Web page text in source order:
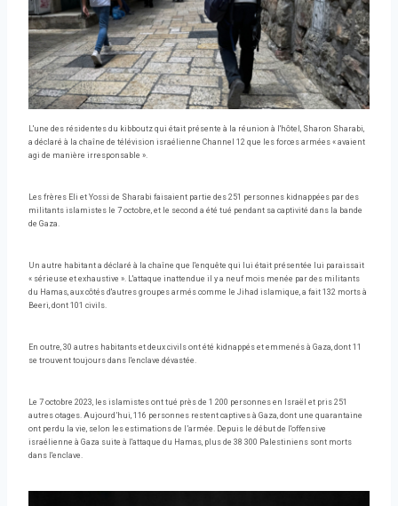
L'une des résidentes du kibboutz qui était présente à la réunion à l'hôtel, Sharon Sharabi,
a déclaré à la chaîne de télévision israélienne Channel 12 que les forces armées « avaient
agi de manière irresponsable ».
Les frères Eli et Yossi de Sharabi faisaient partie des 251 personnes kidnappées par des
militants islamistes le 7 octobre, et le second a été tué pendant sa captivité dans la bande
de Gaza.
Un autre habitant a déclaré à la chaîne que l'enquête qui lui était présentée lui paraissait
« sérieuse et exhaustive ». L'attaque inattendue il y a neuf mois menée par des militants
du Hamas, aux côtés d'autres groupes armés comme le Jihad islamique, a fait 132 morts à
Beeri, dont 101 civils.
En outre, 30 autres habitants et deux civils ont été kidnappés et emmenés à Gaza, dont 11
se trouvent toujours dans l'enclave dévastée.
Le 7 octobre 2023, les islamistes ont tué près de 1 200 personnes en Israël et pris 251
autres otages. Aujourd’hui, 116 personnes restent captives à Gaza, dont une quarantaine
ont perdu la vie, selon les estimations de l’armée. Depuis le début de l'offensive
israélienne à Gaza suite à l'attaque du Hamas, plus de 38 300 Palestiniens sont morts
dans l'enclave.